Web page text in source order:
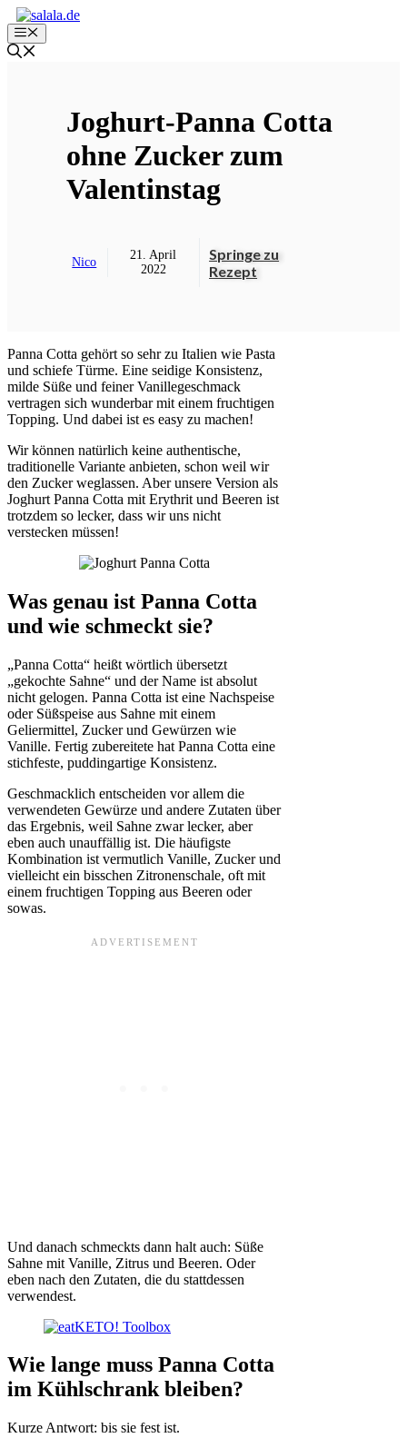
Zum
Inhalt
springen
Menü
Joghurt-Panna Cotta
ohne Zucker zum
Valentinstag
Nico
21. April
2022
Springe zu
Rezept
Panna Cotta gehört so sehr zu Italien wie Pasta
und schiefe Türme. Eine seidige Konsistenz,
milde Süße und feiner Vanillegeschmack
vertragen sich wunderbar mit einem fruchtigen
Topping. Und dabei ist es easy zu machen!
Wir können natürlich keine authentische,
traditionelle Variante anbieten, schon weil wir
den Zucker weglassen. Aber unsere Version als
Joghurt Panna Cotta mit Erythrit und Beeren ist
trotzdem so lecker, dass wir uns nicht
verstecken müssen!
Was genau ist Panna Cotta
und wie schmeckt sie?
„Panna Cotta“ heißt wörtlich übersetzt
„gekochte Sahne“ und der Name ist absolut
nicht gelogen. Panna Cotta ist eine Nachspeise
oder Süßspeise aus Sahne mit einem
Geliermittel, Zucker und Gewürzen wie
Vanille. Fertig zubereitete hat Panna Cotta eine
stichfeste, puddingartige Konsistenz.
Geschmacklich entscheiden vor allem die
verwendeten Gewürze und andere Zutaten über
das Ergebnis, weil Sahne zwar lecker, aber
eben auch unauffällig ist. Die häufigste
Kombination ist vermutlich Vanille, Zucker und
vielleicht ein bisschen Zitronenschale, oft mit
einem fruchtigen Topping aus Beeren oder
sowas.
Und danach schmeckts dann halt auch: Süße
Sahne mit Vanille, Zitrus und Beeren. Oder
eben nach den Zutaten, die du stattdessen
verwendest.
Wie lange muss Panna Cotta
im Kühlschrank bleiben?
Kurze Antwort: bis sie fest ist.